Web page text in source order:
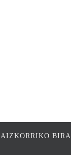
AIZKORRIKO BIRA